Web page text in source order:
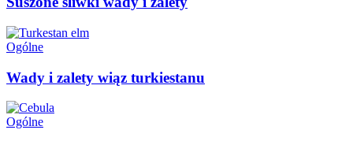
Ogólne
Wady i zalety wiąz turkiestanu
Ogólne